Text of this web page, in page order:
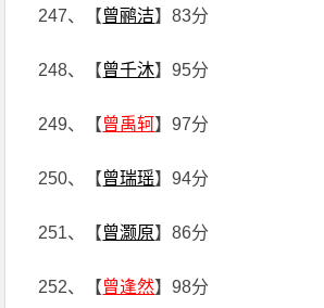
247、【曾鹂洁】83分
248、【曾千沐】95分
249、【曾禹轲】97分
250、【曾瑞瑶】94分
251、【曾灏原】86分
252、【曾逢然】98分